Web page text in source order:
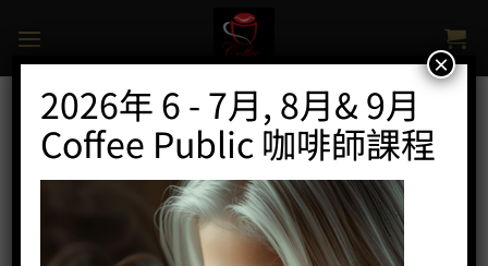
2026年 6 - 7月, 8月& 9月
Coffee Public 咖啡師課程
×